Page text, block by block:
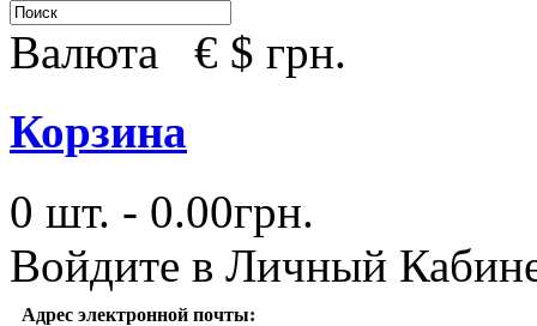
Валюта € $ грн.
Корзина
0 шт. - 0.00грн.
Войдите в Личный
Адрес электронной почты: